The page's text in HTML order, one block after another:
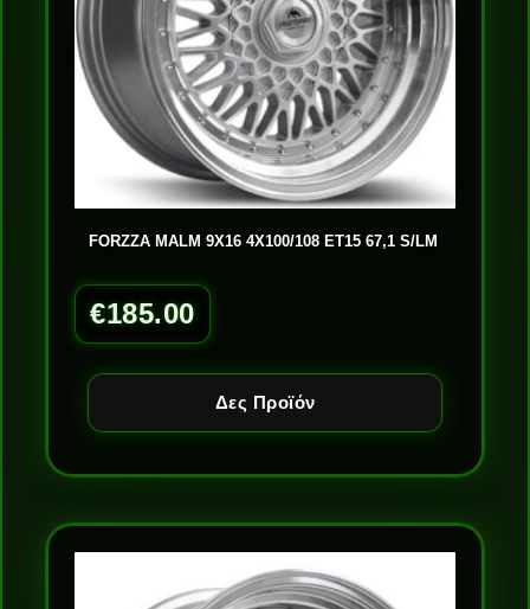
FORZZA MALM 9X16 4X100/108 ET15 67,1 S/LM
€185.00
Δες Προϊόν